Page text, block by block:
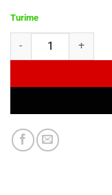
Turime
produkto kiekis: